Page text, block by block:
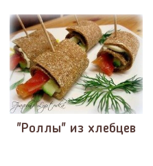
"Роллы" из хлебцев